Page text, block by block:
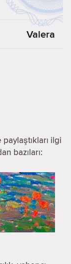
Valera
ilgi
bazıları: